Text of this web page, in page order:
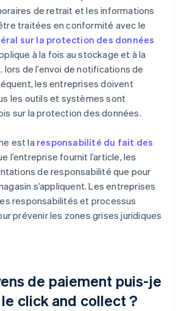
de retrait et les informations
traitées en conformité avec le
sur la protection des données
à la fois au stockage et à la
lors de l’envoi de notifications de
les entreprises doivent
les outils et systèmes sont
sur la protection des données.
est la responsabilité du fait des
l’entreprise fournit l’article, les
de responsabilité que pour
s’appliquent. Les entreprises
responsabilités et processus
prévenir les zones grises juridiques
de paiement puis-je
click and collect ?